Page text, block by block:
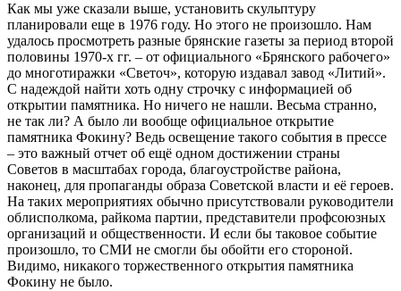
Как мы уже сказали выше, установить скульптуру
планировали еще в 1976 году. Но этого не произошло. Нам
удалось просмотреть разные брянские газеты за период второй
половины 1970-х гг. – от официального «Брянского рабочего»
до многотиражки «Светоч», которую издавал завод «Литий».
С надеждой найти хоть одну строчку с информацией об
открытии памятника. Но ничего не нашли. Весьма странно,
не так ли? А было ли вообще официальное открытие
памятника Фокину? Ведь освещение такого события в прессе
– это важный отчет об ещё одном достижении страны
Советов в масштабах города, благоустройстве района,
наконец, для пропаганды образа Советской власти и её героев.
На таких мероприятиях обычно присутствовали руководители
облисполкома, райкома партии, представители профсоюзных
организаций и общественности. И если бы таковое событие
произошло, то СМИ не смогли бы обойти его стороной.
Видимо, никакого торжественного открытия памятника
Фокину не было.